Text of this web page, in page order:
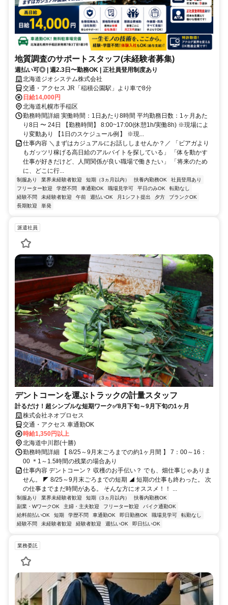
地質調査のサポートスタッフ(未経験者募集)
週払い可◎ | 週2.3日〜勤務OK | 正社員登用制度あり
北海道ジオシステム株式会社
交通・アクセス JR「稲積公園駅」より車で8分
日給14,000円
北海道札幌市手稲区
勤務時間詳細 実働時間：1日あたり8時間 平均勤務日数：1ヶ月あた
り8日 〜 24日 【勤務時間】 8:00~17:00(休憩1h/実働8h) ※現場によ
り変動あり 【1日のスケジュール例】 ※現...
仕事内容 ＼まずはカジュアルにお話ししませんか？／ 「ビアガより
もガッツリ稼げる高日給のアルバイトを探している」 「体を動かす
仕事が好きだけど、人間関係が良い職場で働きたい」 「将来のため
に、どこに行...
制服あり 業界未経験者歓迎 短期（3ヵ月以内） 扶養内勤務OK
社員登用あり
フリーター歓迎
学歴不問 車通勤OK 職場見学可 平日のみOK
転勤なし
経験不問
未経験者歓迎 午前 週払いOK 月1シフト提出 夕方
ブランクOK
長期歓迎
単発
派遣社員
デントコーンを運ぶトラックの計量スタッフ
計るだけ！超シンプルな短期ワーク✅8月下旬～9月下旬の1ヶ月
株式会社ネオプロセス
交通・アクセス 車通勤OK
時給1,350円以上
北海道中川郡(十勝)
勤務時間詳細 【 8/25～9月末ごろまでの約1ヶ月間 】 7：00～16：
00 ＊1～1.5時間の残業の場合あり
仕事内容 デントコーン？ 収穫のお手伝い？ でも、畑仕事じゃありま
せん。 ◤ 8/25～9月末ごろまでの短期 ◢ 短期の仕事も終わった。 次
の仕事までまだ時間がある。 そんな方にオススメ！！ ...
制服あり 業界未経験者歓迎 短期（3ヵ月以内）
扶養内勤務OK
副業・WワークOK
主婦・主夫歓迎 フリーター歓迎
バイク通勤OK
給料前払いOK
短期 学歴不問 車通勤OK 即日勤務OK 職場見学可
転勤なし
経験不問
未経験者歓迎 経験者歓迎 週払いOK 即日払いOK
業務委託